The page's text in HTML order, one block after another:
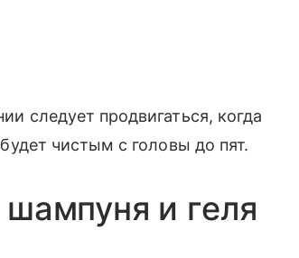
следует продвигаться, когда
чистым с головы до пят.
и геля